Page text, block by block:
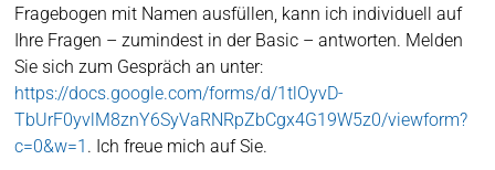
Fragebogen mit Namen ausfüllen, kann ich individuell auf
Ihre Fragen – zumindest in der Basic – antworten. Melden
Sie sich zum Gespräch an unter:
https://docs.google.com/forms/d/1tlOyvD-
TbUrF0yvlM8znY6SyVaRNRpZbCgx4G19W5z0/viewform?
c=0&w=1 . Ich freue mich auf Sie.